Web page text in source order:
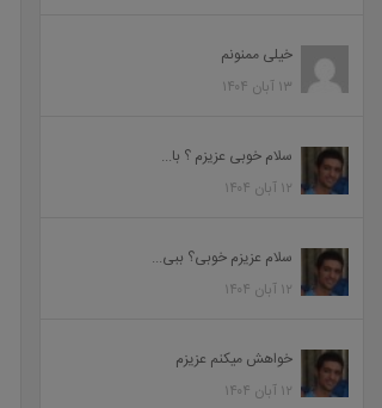
خیلی ممنونم
۱۳ آبان ۱۴۰۴
سلام خوبی عزیزم ؟ با...
۱۲ آبان ۱۴۰۴
سلام عزیزم خوبی؟ ببی...
۱۲ آبان ۱۴۰۴
خواهش میکنم عزیزم
۱۲ آبان ۱۴۰۴